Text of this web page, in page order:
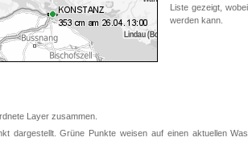
Liste gezeigt,
werden kann.
Layer zusammen.
dargestellt. Grüne Punkte weisen auf einen aktuellen